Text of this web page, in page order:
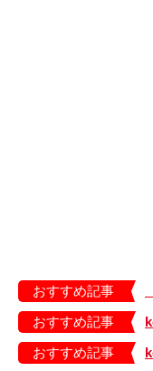
おすすめ記事
おすすめ記事
おすすめ記事